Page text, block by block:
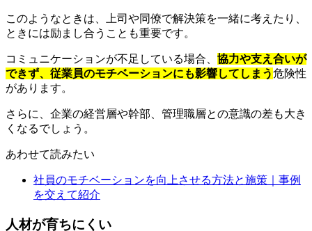
このようなときは、上司や同僚で解決策を一緒に考えたり、
ときには励まし合うことも重要です。
コミュニケーションが不足している場合、 協力や支え合いが
できず、従業員のモチベーションにも影響してしまう危険性
があります。
さらに、企業の経営層や幹部、管理職層との意識の差も大き
くなるでしょう。
あわせて読みたい
社員のモチベーションを向上させる方法と施策｜事例
を交えて紹介
人材が育ちにくい